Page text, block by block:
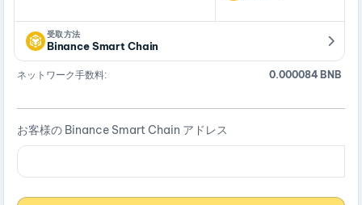
受取方法
Binance Smart Chain
ネットワーク手数料: 0.000084 BNB
お客様の Binance Smart Chain アドレス